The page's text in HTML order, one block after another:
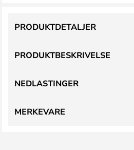
PRODUKTBESKRIVELSE
PRODUKTDETALJER
NEDLASTINGER
MERKEVARE